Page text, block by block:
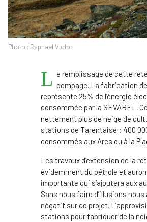
Photo : Raphael Violon
L e remplissage de cette
pompage. La fabrication
représente 25% de l’énergie
consommée par la SEVABEL.
nettement plus de neige de
stations de Tarentaise : 400
consommés aux Arcs ou à la
Les travaux d’extension de la
évidemment du pétrole et
importante qui s’ajoutera aux
Sans nous faire d’illusions
négatif sur ce projet.
stations pour fabriquer de la